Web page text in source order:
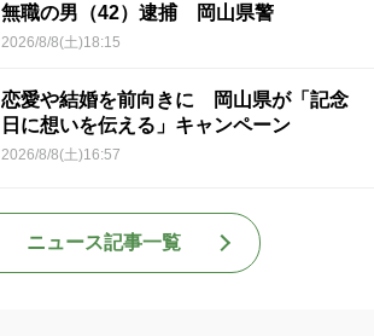
無職の男（42）逮捕 岡山県警
2026/8/8(土)18:15
恋愛や結婚を前向きに 岡山県が「記念
日に想いを伝える」キャンペーン
2026/8/8(土)16:57
ニュース記事一覧